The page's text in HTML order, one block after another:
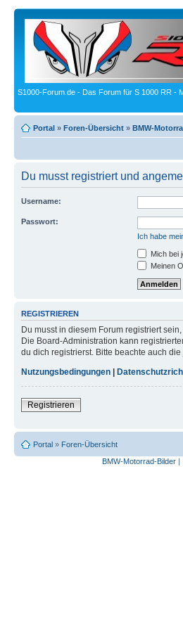
S1000-Forum.de - Das Forum für S 1000 RR -
Portal » Foren-Übersicht » BMW-
Du musst registriert und
Username:
Passwort:
Ich habe
Mich bei
Meinen
REGISTRIEREN
Du musst in diesem Forum registriert
Die Board-Administration kann
du dich registrierst. Bitte beachte auch
Nutzungsbedingungen
Registrieren
Portal » Foren-Übersicht
BMW-Motorrad-Bilder|